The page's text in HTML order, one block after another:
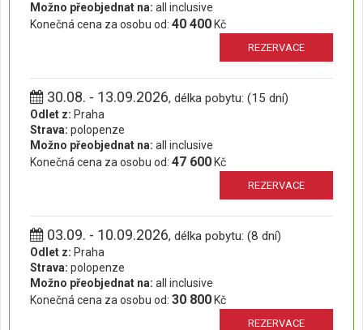
Možno přeobjednat na: all inclusive
Konečná cena za osobu od: 40 400 Kč
REZERVACE
30.08. - 13.09.2026, délka pobytu: (15 dní)
Odlet z: Praha
Strava: polopenze
Možno přeobjednat na: all inclusive
Konečná cena za osobu od: 47 600 Kč
REZERVACE
03.09. - 10.09.2026, délka pobytu: (8 dní)
Odlet z: Praha
Strava: polopenze
Možno přeobjednat na: all inclusive
Konečná cena za osobu od: 30 800 Kč
REZERVACE